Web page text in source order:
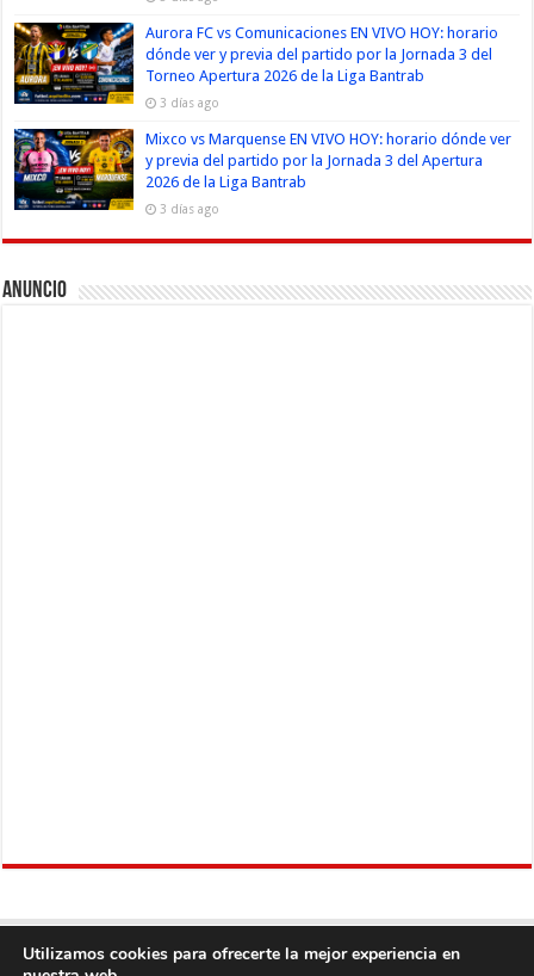
Aurora FC vs Comunicaciones EN VIVO HOY: horario
dónde ver y previa del partido por la Jornada 3 del
Torneo Apertura 2026 de la Liga Bantrab
3 días ago
Mixco vs Marquense EN VIVO HOY: horario dónde ver
y previa del partido por la Jornada 3 del Apertura
2026 de la Liga Bantrab
3 días ago
Anuncio
Utilizamos cookies para ofrecerte la mejor experiencia en